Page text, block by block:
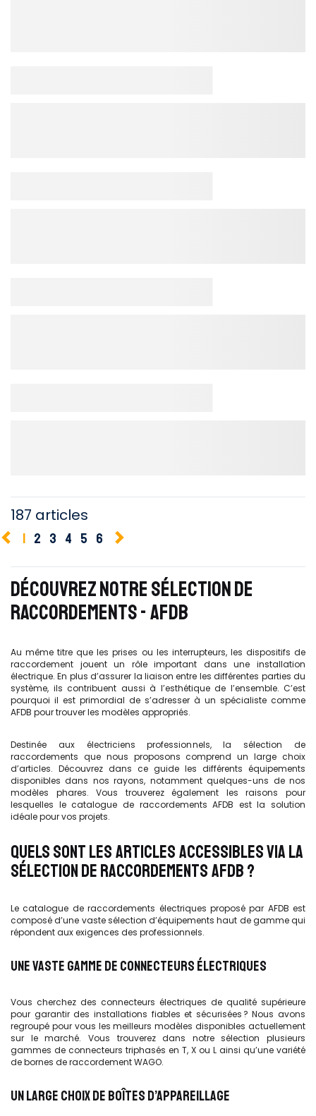
187 articles
1 2 3 4 5 6
DÉCOUVREZ NOTRE SÉLECTION DE
RACCORDEMENTS - AFDB
Au même titre que les prises ou les interrupteurs, les dispositifs de
raccordement jouent un rôle important dans une installation
électrique. En plus d’assurer la liaison entre les différentes parties du
système, ils contribuent aussi à l’esthétique de l’ensemble. C’est
pourquoi il est primordial de s’adresser à un spécialiste comme
AFDB pour trouver les modèles appropriés.
Destinée aux électriciens professionnels, la sélection de
raccordements que nous proposons comprend un large choix
d’articles. Découvrez dans ce guide les différents équipements
disponibles dans nos rayons, notamment quelques-uns de nos
modèles phares. Vous trouverez également les raisons pour
lesquelles le catalogue de raccordements AFDB est la solution
idéale pour vos projets.
QUELS SONT LES ARTICLES ACCESSIBLES VIA LA
SÉLECTION DE RACCORDEMENTS AFDB ?
Le catalogue de raccordements électriques proposé par AFDB est
composé d’une vaste sélection d’équipements haut de gamme qui
répondent aux exigences des professionnels.
UNE VASTE GAMME DE CONNECTEURS ÉLECTRIQUES
Vous cherchez des connecteurs électriques de qualité supérieure
pour garantir des installations fiables et sécurisées ? Nous avons
regroupé pour vous les meilleurs modèles disponibles actuellement
sur le marché. Vous trouverez dans notre sélection plusieurs
gammes de connecteurs triphasés en T, X ou L ainsi qu’une variété
de bornes de raccordement WAGO.
UN LARGE CHOIX DE BOÎTES D’APPAREILLAGE